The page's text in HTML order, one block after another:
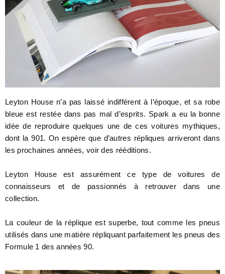
Leyton House n’a pas laissé indifférent à l’époque, et sa robe
bleue est restée dans pas mal d’esprits. Spark a eu la bonne
idée de reproduire quelques une de ces voitures mythiques,
dont la 901. On espère que d’autres répliques arriveront dans
les prochaines années, voir des rééditions.
Leyton House est assurément ce type de voitures de
connaisseurs et de passionnés à retrouver dans une
collection.
La couleur de la réplique est superbe, tout comme les pneus
utilisés dans une matière répliquant parfaitement les pneus des
Formule 1 des années 90.